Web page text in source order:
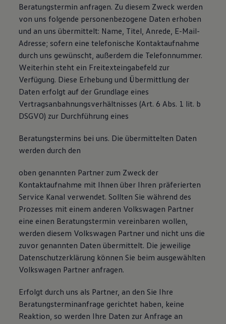
Beratungstermin anfragen. Zu diesem Zweck werden
von uns folgende personenbezogene Daten erhoben
und an uns übermittelt: Name, Titel, Anrede, E-Mail-
Adresse; sofern eine telefonische Kontaktaufnahme
durch uns gewünscht, außerdem die Telefonnummer.
Weiterhin steht ein Freitexteingabefeld zur
Verfügung. Diese Erhebung und Übermittlung der
Daten erfolgt auf der Grundlage eines
Vertragsanbahnungsverhältnisses (Art. 6 Abs. 1 lit. b
DSGVO) zur Durchführung eines
Beratungstermins bei uns. Die übermittelten Daten
werden durch den
oben genannten Partner zum Zweck der
Kontaktaufnahme mit Ihnen über Ihren präferierten
Service Kanal verwendet. Sollten Sie während des
Prozesses mit einem anderen Volkswagen Partner
eine einen Beratungstermin vereinbaren wollen,
werden diesem Volkswagen Partner und nicht uns die
zuvor genannten Daten übermittelt. Die jeweilige
Datenschutzerklärung können Sie beim ausgewählten
Volkswagen Partner anfragen.
Erfolgt durch uns als Partner, an den Sie Ihre
Beratungsterminanfrage gerichtet haben, keine
Reaktion, so werden Ihre Daten zur Anfrage an